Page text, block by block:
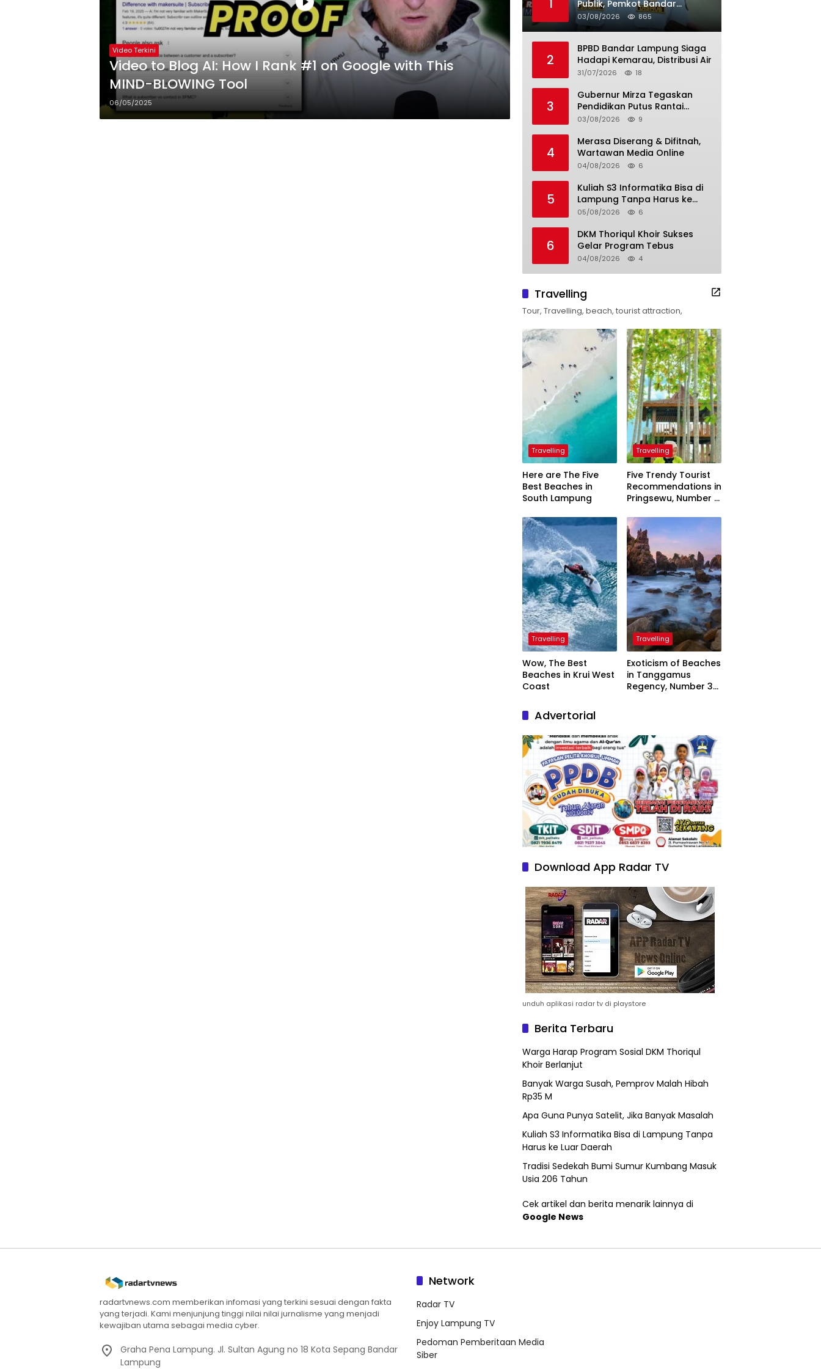
Video Terkini
Video to Blog AI: How I Rank #1 on Google with This
MIND-BLOWING Tool
06/05/2025
1
Publik, Pemkot Bandar
Lampung Uji Coba Bus Umum
03/08/2026 865
2
BPBD Bandar Lampung Siaga
Hadapi Kemarau, Distribusi Air
31/07/2026 18
3
Gubernur Mirza Tegaskan
Pendidikan Putus Rantai
Kemiskinan
03/08/2026 9
4
Merasa Diserang & Difitnah,
Wartawan Media Online
04/08/2026 6
5
Kuliah S3 Informatika Bisa di
Lampung Tanpa Harus ke
Luar Daerah
05/08/2026 6
6
DKM Thoriqul Khoir Sukses
Gelar Program Tebus
04/08/2026 4
Travelling
Tour, Travelling, beach, tourist attraction,
Travelling
Here are The Five
Best Beaches in
South Lampung
Travelling
Five Trendy Tourist
Recommendations in
Pringsewu, Number 3
President
Travelling
Wow, The Best
Beaches in Krui West
Coast
Travelling
Exoticism of Beaches
in Tanggamus
Regency, Number 3
Advertorial
Download App Radar TV
unduh aplikasi radar tv di playstore
Berita Terbaru
Warga Harap Program Sosial DKM Thoriqul
Khoir Berlanjut
Banyak Warga Susah, Pemprov Malah Hibah
Rp35 M
Apa Guna Punya Satelit, Jika Banyak Masalah
Kuliah S3 Informatika Bisa di Lampung Tanpa
Harus ke Luar Daerah
Tradisi Sedekah Bumi Sumur Kumbang Masuk
Usia 206 Tahun
Cek artikel dan berita menarik lainnya di
Google News
radartvnews.com memberikan infomasi yang terkini sesuai dengan fakta
yang terjadi. Kami menjunjung tinggi nilai nilai jurnalisme yang menjadi
kewajiban utama sebagai media cyber.
Graha Pena Lampung. Jl. Sultan Agung no 18 Kota Sepang Bandar
Lampung
Network
Radar TV
Enjoy Lampung TV
Pedoman Pemberitaan Media
Siber